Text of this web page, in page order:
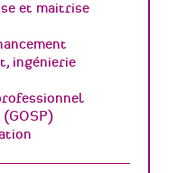
et maitrise
ingénierie
et